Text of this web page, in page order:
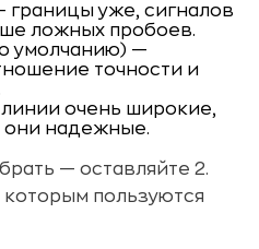
границы уже, сигналов
ложных пробоев.
умолчанию) —
точности и
очень широкие,
они надежные.
— оставляйте 2.
пользуются